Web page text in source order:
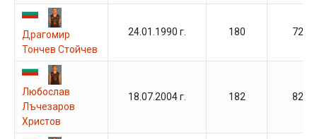
Драгомир
Тончев Стойчев
24.01.1990 г. 180 72
Любослав
Лъчезаров
Христов
18.07.2004 г. 182 82